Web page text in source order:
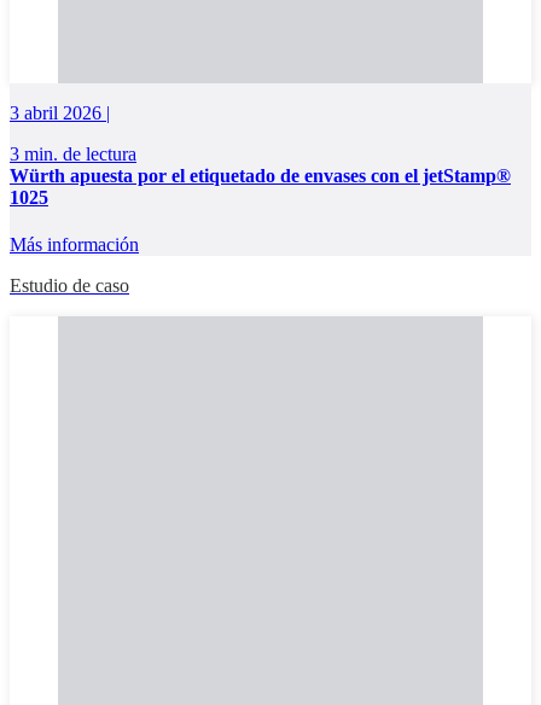
3 abril 2026 |
3 min. de lectura
Würth apuesta por el etiquetado de envases con el jetStamp®
1025
Más información
Estudio de caso